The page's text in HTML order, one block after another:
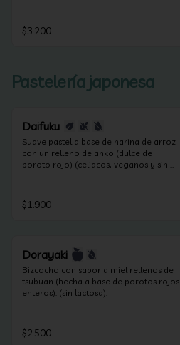
$3.200
Pastelería japonesa
Daifuku
Suave pastel a base de harina de arroz
con un relleno de anko (dulce de
poroto rojo) (celiacos, veganos y sin
$1.900
Dorayaki
Bizcocho con sabor a miel rellenos de
tsubuan (hecha a base de porotos rojos
enteros). (sin lactosa).
$2.500